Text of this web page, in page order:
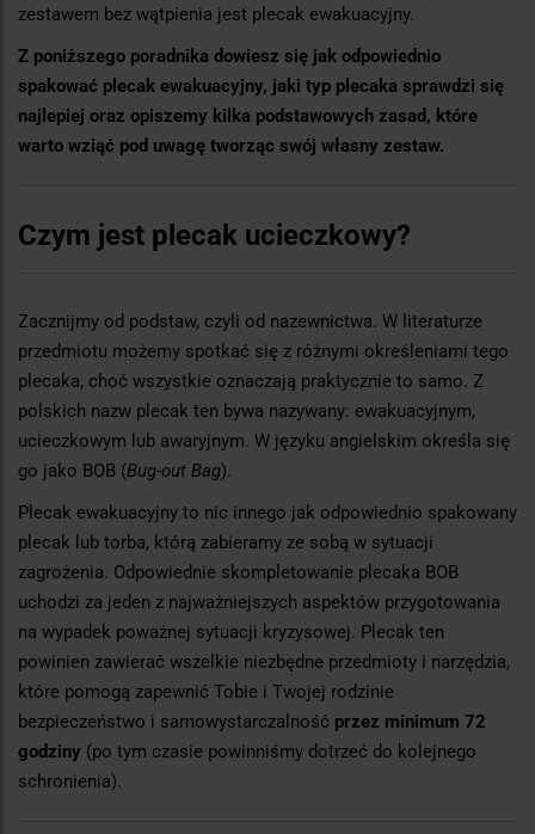
zestawem bez wątpienia jest plecak ewakuacyjny.
Z poniższego poradnika dowiesz się jak odpowiednio
spakować plecak ewakuacyjny, jaki typ plecaka sprawdzi się
najlepiej oraz opiszemy kilka podstawowych zasad, które
warto wziąć pod uwagę tworząc swój własny zestaw.
Czym jest plecak ucieczkowy?
Zacznijmy od podstaw, czyli od nazewnictwa. W literaturze
przedmiotu możemy spotkać się z różnymi określeniami tego
plecaka, choć wszystkie oznaczają praktycznie to samo. Z
polskich nazw plecak ten bywa nazywany: ewakuacyjnym,
ucieczkowym lub awaryjnym. W języku angielskim określa się
go jako BOB (Bug-out Bag).
Plecak ewakuacyjny to nic innego jak odpowiednio spakowany
plecak lub torba, którą zabieramy ze sobą w sytuacji
zagrożenia. Odpowiednie skompletowanie plecaka BOB
uchodzi za jeden z najważniejszych aspektów przygotowania
na wypadek poważnej sytuacji kryzysowej. Plecak ten
powinien zawierać wszelkie niezbędne przedmioty i narzędzia,
które pomogą zapewnić Tobie i Twojej rodzinie
bezpieczeństwo i samowystarczalność przez minimum 72
godziny (po tym czasie powinniśmy dotrzeć do kolejnego
schronienia).